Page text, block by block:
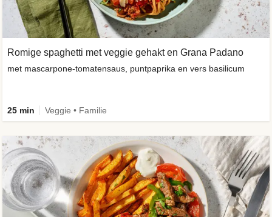
Romige spaghetti met veggie gehakt en Grana Padano
met mascarpone-tomatensaus, puntpaprika en vers basilicum
25 min Veggie • Familie